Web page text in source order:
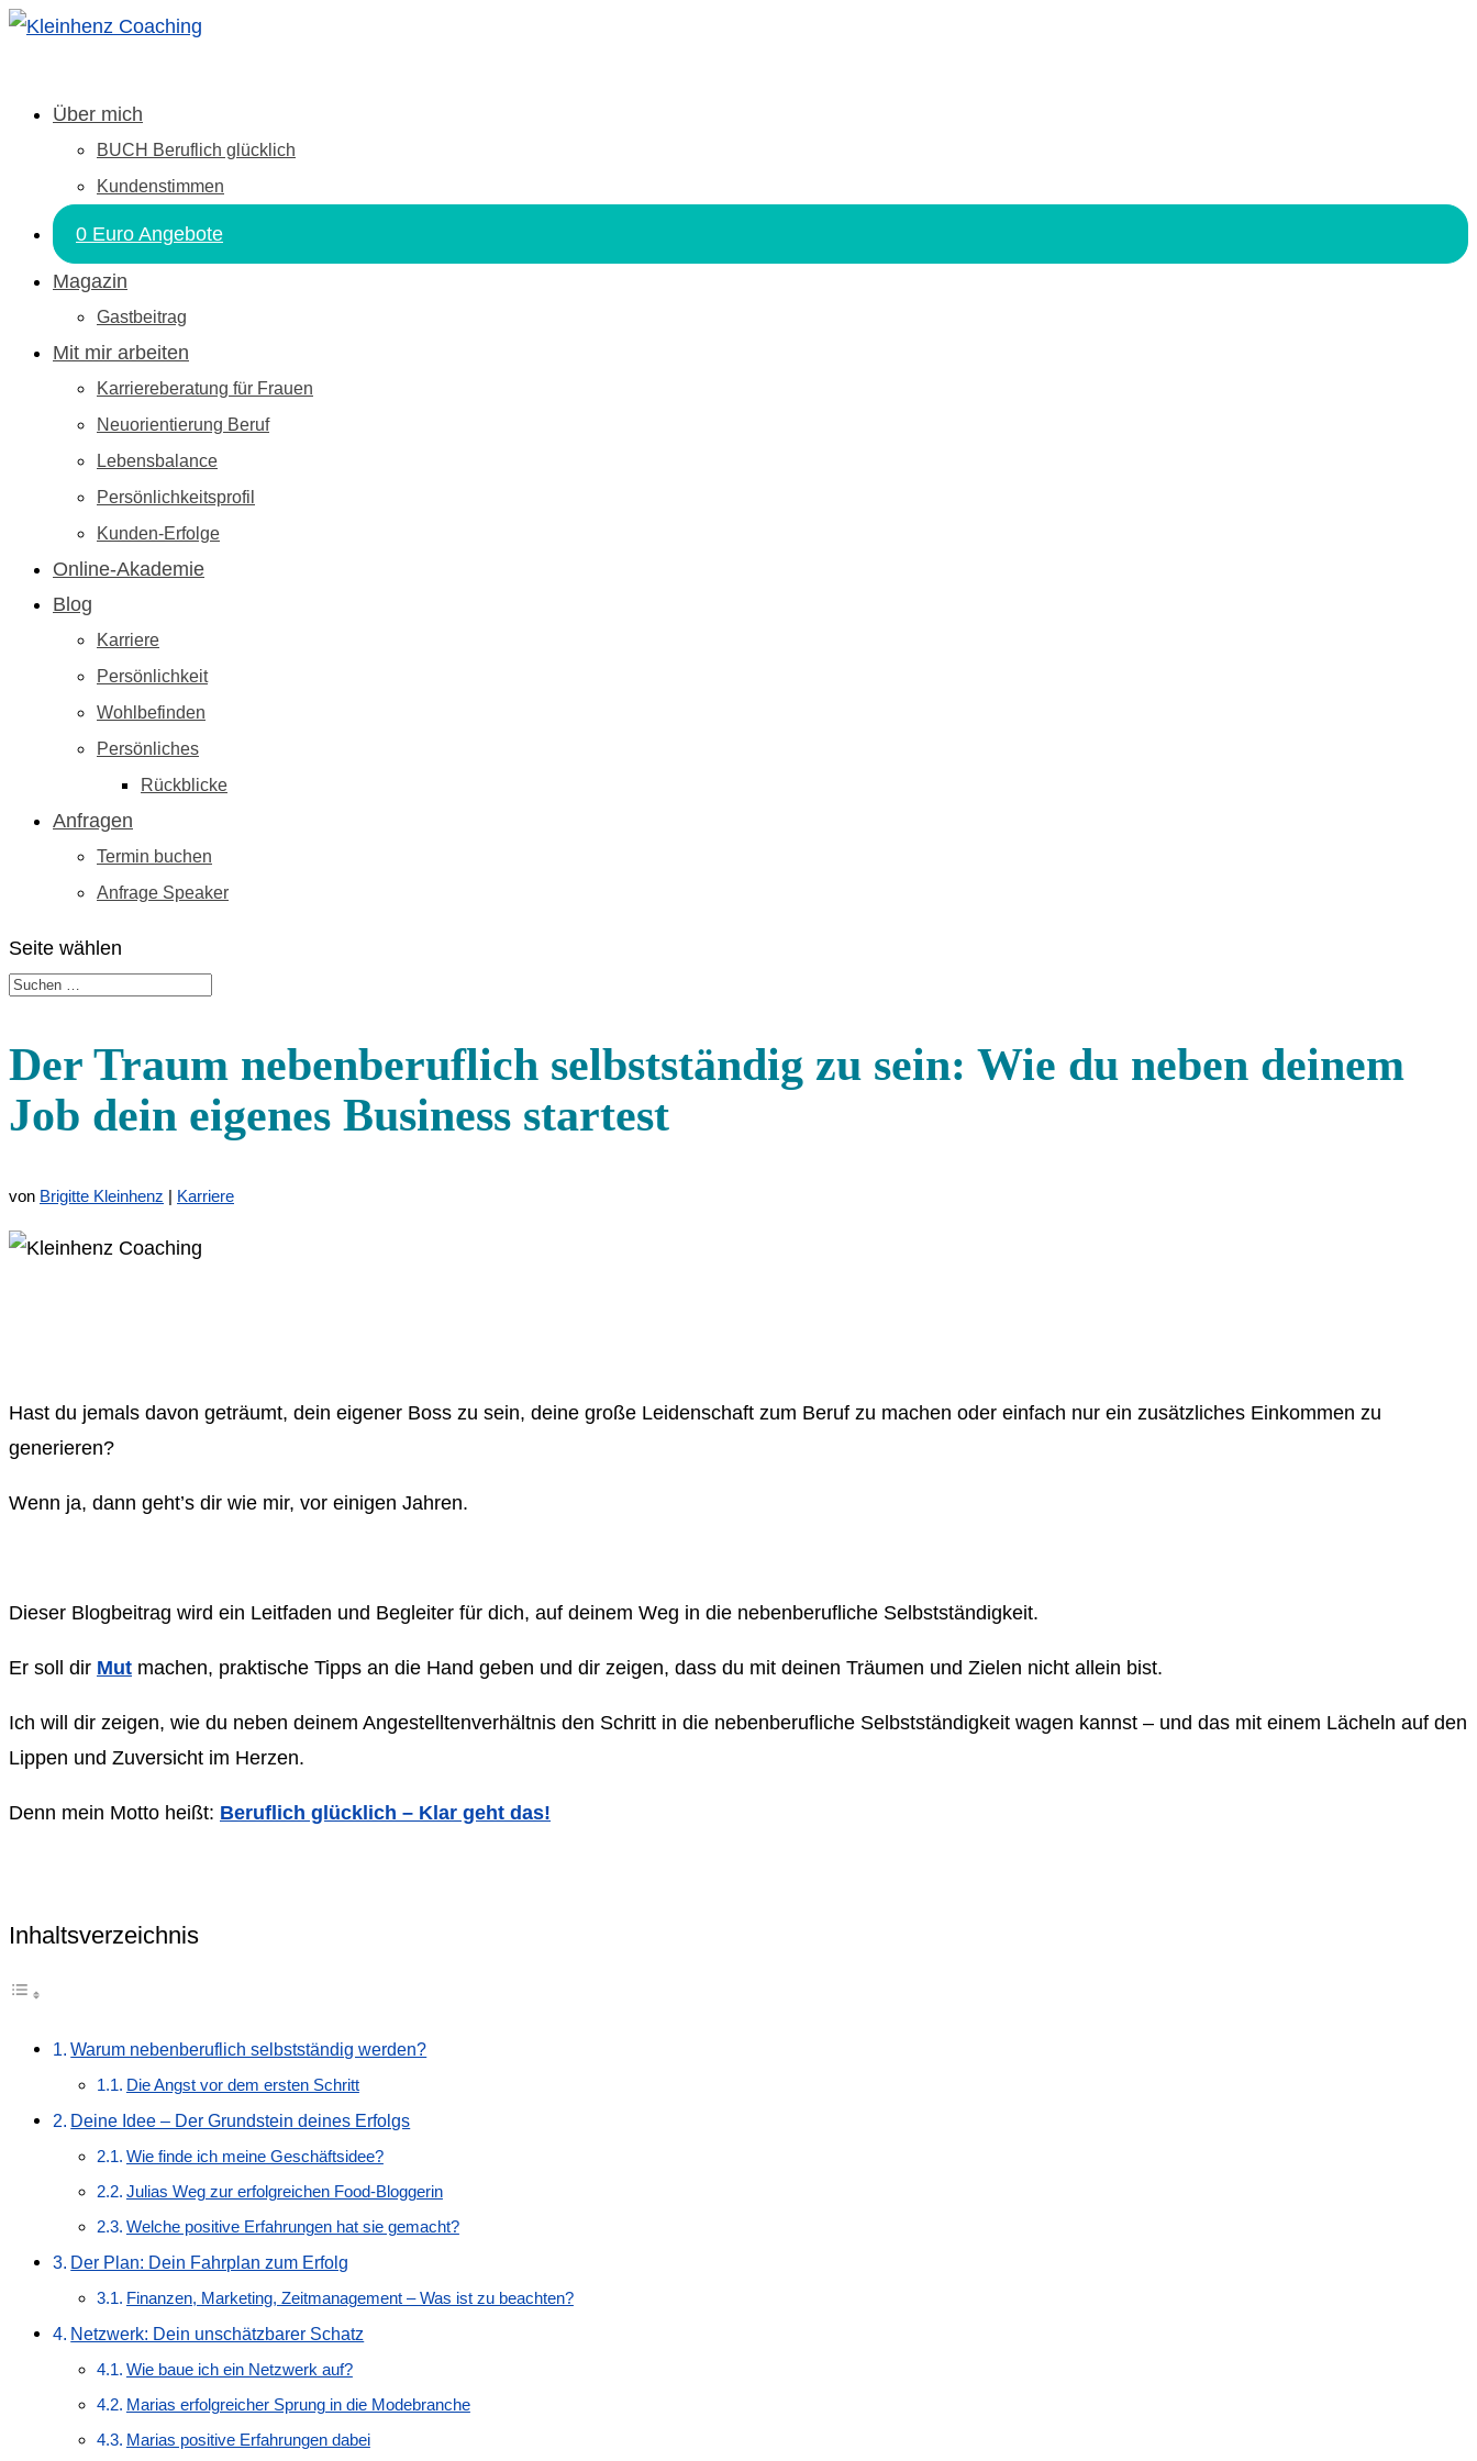
Über mich
BUCH Beruflich glücklich
Kundenstimmen
0 Euro Angebote
Magazin
Gastbeitrag
Mit mir arbeiten
Karriereberatung für Frauen
Neuorientierung Beruf
Lebensbalance
Persönlichkeitsprofil
Kunden-Erfolge
Online-Akademie
Blog
Karriere
Persönlichkeit
Wohlbefinden
Persönliches
Rückblicke
Anfragen
Termin buchen
Anfrage Speaker
Seite wählen
Der Traum nebenberuflich selbstständig zu sein: Wie du neben deinem
Job dein eigenes Business startest
von Brigitte Kleinhenz | Karriere
Hast du jemals davon geträumt, dein eigener Boss zu sein, deine große Leidenschaft zum Beruf zu machen oder einfach nur ein zusätzliches Einkommen zu
generieren?
Wenn ja, dann geht’s dir wie mir, vor einigen Jahren.
Dieser Blogbeitrag wird ein Leitfaden und Begleiter für dich, auf deinem Weg in die nebenberufliche Selbstständigkeit.
Er soll dir Mut machen, praktische Tipps an die Hand geben und dir zeigen, dass du mit deinen Träumen und Zielen nicht allein bist.
Ich will dir zeigen, wie du neben deinem Angestelltenverhältnis den Schritt in die nebenberufliche Selbstständigkeit wagen kannst – und das mit einem Lächeln auf den
Lippen und Zuversicht im Herzen.
Denn mein Motto heißt: Beruflich glücklich – Klar geht das!
Inhaltsverzeichnis
Warum nebenberuflich selbstständig werden?
Die Angst vor dem ersten Schritt
Deine Idee – Der Grundstein deines Erfolgs
Wie finde ich meine Geschäftsidee?
Julias Weg zur erfolgreichen Food-Bloggerin
Welche positive Erfahrungen hat sie gemacht?
Der Plan: Dein Fahrplan zum Erfolg
Finanzen, Marketing, Zeitmanagement – Was ist zu beachten?
Netzwerk: Dein unschätzbarer Schatz
Wie baue ich ein Netzwerk auf?
Marias erfolgreicher Sprung in die Modebranche
Marias positive Erfahrungen dabei